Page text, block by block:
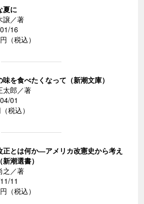
夏に
譲／著
16
（税込）
味を食べたくなって（新潮文庫）
太郎／著
01
税込）
正とは何か―アメリカ改憲史から考え
潮選書）
之／著
11
（税込）